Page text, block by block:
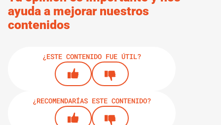
ayuda a mejorar nuestros
contenidos
¿ESTE CONTENIDO FUE ÚTIL?
¿RECOMENDARÍAS ESTE CONTENIDO?